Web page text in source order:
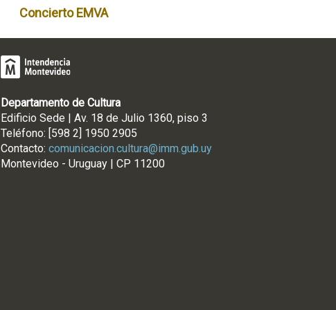
Concierto EMVA
Departamento de Cultura
Edificio Sede | Av. 18 de Julio 1360, piso 3
Teléfono: [598 2] 1950 2905
Contacto: comunicacion.cultura@imm.gub.uy
Montevideo - Uruguay | CP 11200